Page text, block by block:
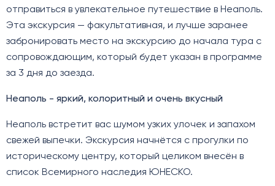
отправиться в увлекательное путешествие в Неаполь.
Эта экскурсия — факультативная, и лучше заранее
забронировать место на экскурсию до начала тура с
сопровождающим, который будет указан в программе
за 3 дня до заезда.
Неаполь - яркий, колоритный и очень вкусный
Неаполь встретит вас шумом узких улочек и запахом
свежей выпечки. Экскурсия начнётся с прогулки по
историческому центру, который целиком внесён в
список Всемирного наследия ЮНЕСКО.